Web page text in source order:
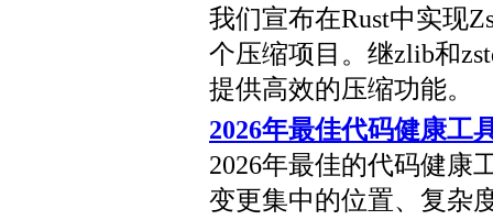
我们宣布在Rust中实现
个压缩项目。继zlib和
提供高效的压缩功能。
2026年最佳代码健康工
2026年最佳的代码健康
变更集中的位置、复杂